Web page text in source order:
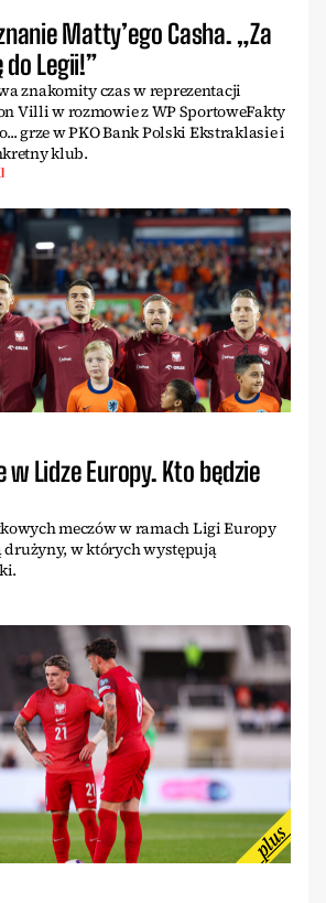
Matty’ego Casha. „Za
Legii!”
znakomity czas w reprezentacji
Villi w rozmowie z WP SportoweFakty
grze w PKO Bank Polski Ekstraklasie i
klub.
Lidze Europy. Kto będzie
meczów w ramach Ligi Europy
drużyny, w których występują